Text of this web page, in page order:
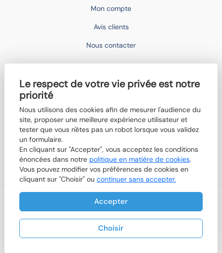
Le respect de votre vie privée est notre
priorité
Nous utilisons des cookies afin de mesurer l'audience du
site, proposer une meilleure expérience utilisateur et
tester que vous n'êtes pas un robot lorsque vous validez
un formulaire.
En cliquant sur "Accepter", vous acceptez les conditions
énoncées dans notre politique en matière de cookies.
Vous pouvez modifier vos préférences de cookies en
cliquant sur "Choisir" ou continuer sans accepter.
Accepter
Choisir
Mon compte
Avis clients
Nous contacter
Devenir mandataire
Qui sommes-nous ?
Boutik'IMO
Mentions légales Politique de cookies